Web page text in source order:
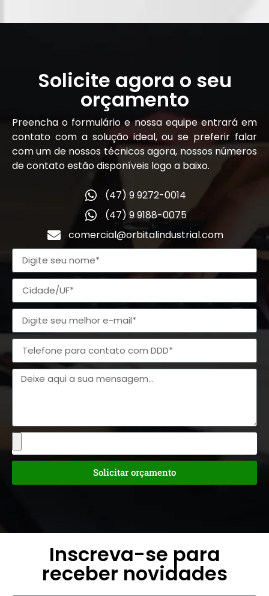
Solicite agora o seu
orçamento
Preencha o formulário e nossa equipe entrará em
contato com a solução ideal, ou se preferir falar
com um de nossos técnicos agora, nossos números
de contato estão disponíveis logo a baixo.
(47) 9 9272-0014
(47) 9 9188-0075
comercial@orbitalindustrial.com
Solicitar orçamento
Inscreva-se para
receber novidades